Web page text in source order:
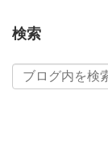
検索